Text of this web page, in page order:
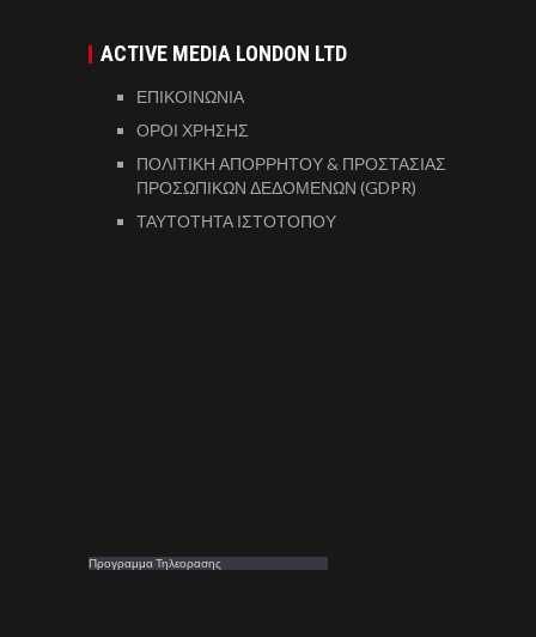
ACTIVE MEDIA LONDON LTD
ΕΠΙΚΟΙΝΩΝΙΑ
ΟΡΟΙ ΧΡΗΣΗΣ
ΠΟΛΙΤΙΚΗ ΑΠΟΡΡΗΤΟΥ & ΠΡΟΣΤΑΣΙΑΣ
ΠΡΟΣΩΠΙΚΩΝ ΔΕΔΟΜΕΝΩΝ (GDPR)
ΤΑΥΤΟΤΗΤΑ ΙΣΤΟΤΟΠΟΥ
Προγραμμα Τηλεορασης